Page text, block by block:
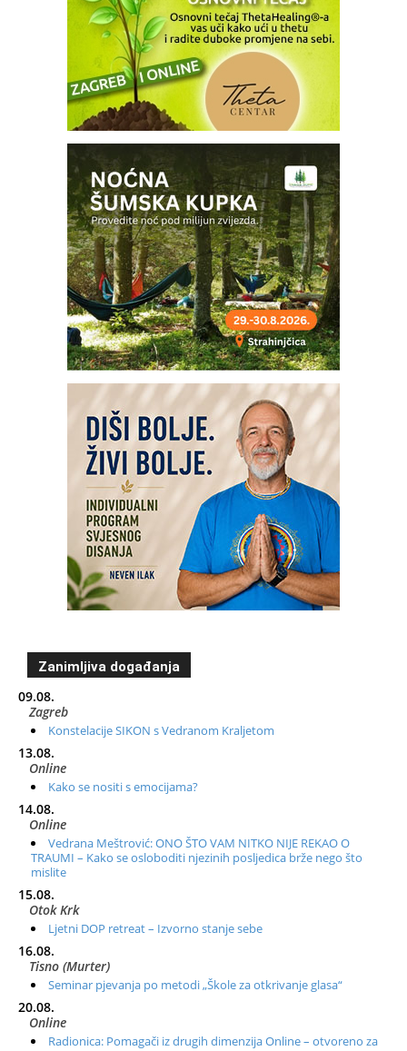
Zanimljiva događanja
09.08.
Zagreb
Konstelacije SIKON s Vedranom Kraljetom
13.08.
Online
Kako se nositi s emocijama?
14.08.
Online
Vedrana Meštrović: ONO ŠTO VAM NITKO NIJE REKAO O
TRAUMI – Kako se osloboditi njezinih posljedica brže nego što
mislite
15.08.
Otok Krk
Ljetni DOP retreat – Izvorno stanje sebe
16.08.
Tisno (Murter)
Seminar pjevanja po metodi „Škole za otkrivanje glasa“
20.08.
Online
Radionica: Pomagači iz drugih dimenzija Online – otvoreno za